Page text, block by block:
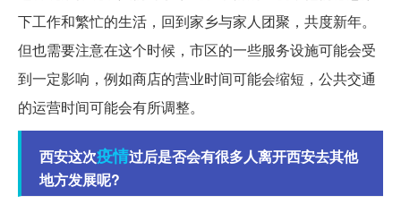
下工作和繁忙的生活，回到家乡与家人团聚，共度新年。
但也需要注意在这个时候，市区的一些服务设施可能会受
到一定影响，例如商店的营业时间可能会缩短，公共交通
的运营时间可能会有所调整。
西安这次疫情过后是否会有很多人离开西安去其他
地方发展呢?